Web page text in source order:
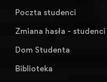
Poczta studenci
Zmiana hasła - studenci
Dom Studenta
Biblioteka